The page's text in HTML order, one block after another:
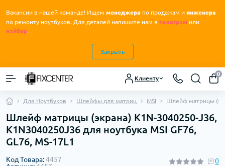
Вакансии в нашей команде! Ищем менеджера по продажам и инженера
по ремонту ноутбуков. Для деталей напишите нам в телеграм или
вайбер.
Закрыть
Клиенту
0
Для Ноутбуков Шлейфы для матриц MSI Шлейф матрицы
Шлейф матрицы (экрана) K1N-3040250-J36,
K1N3040250J36 для ноутбука MSI GF76,
GL76, MS-17L1
Код Товара:4457
0